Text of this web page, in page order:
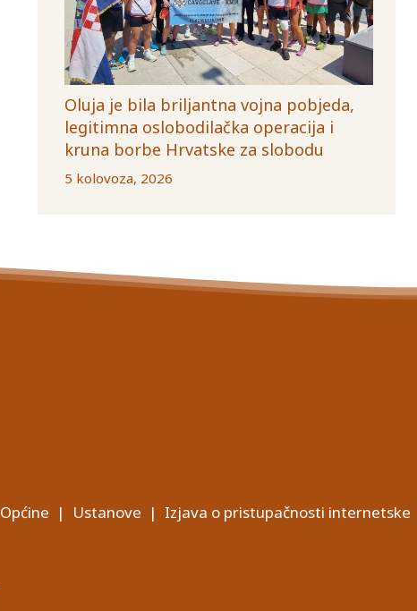
Oluja je bila briljantna vojna pobjeda,
legitimna oslobodilačka operacija i
kruna borbe Hrvatske za slobodu
5 kolovoza, 2026
Općine | Ustanove | Izjava o pristupačnosti internetske